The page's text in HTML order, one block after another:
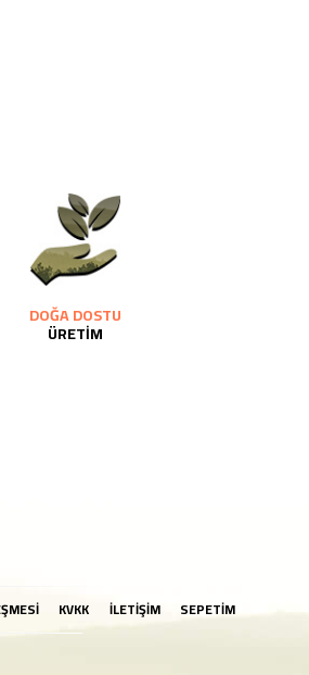
DOĞA DOSTU
ÜRETİM
KVKK İLETİŞİM SEPETİM